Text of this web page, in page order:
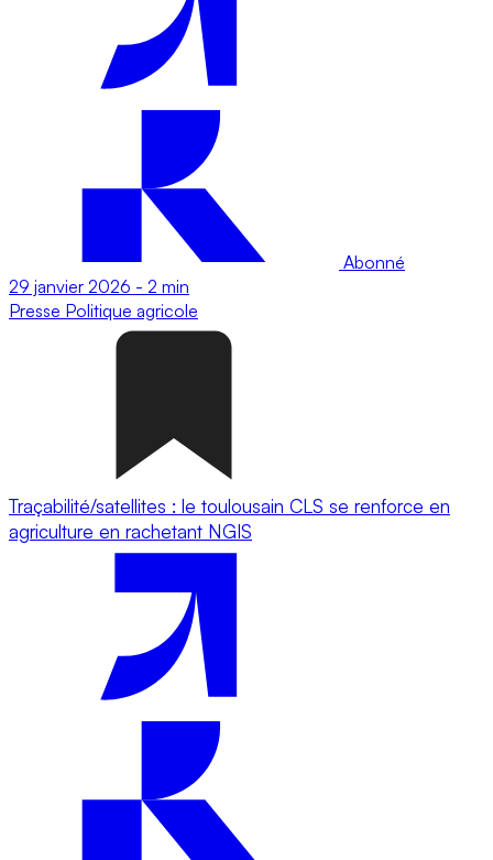
Abonné
29 janvier 2026 - 2 min
Presse Politique agricole
Traçabilité/satellites : le toulousain CLS se renforce en
agriculture en rachetant NGIS